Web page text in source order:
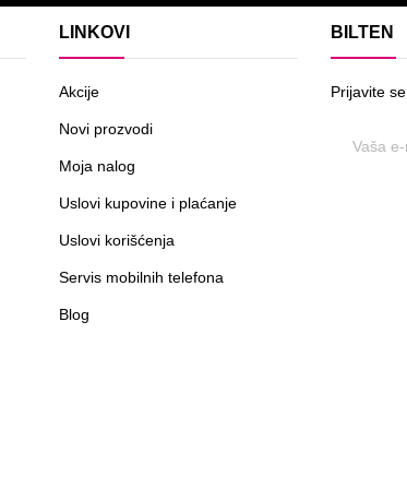
LINKOVI
Akcije
Novi prozvodi
Moja nalog
Uslovi kupovine i plaćanje
Uslovi korišćenja
Servis mobilnih telefona
Blog
BILTEN
Prijavite